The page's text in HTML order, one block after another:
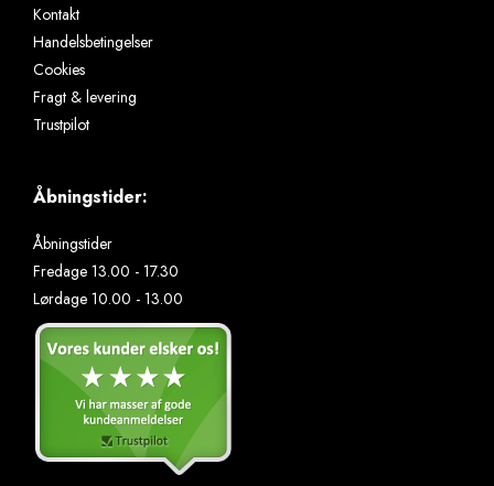
Kontakt
Handelsbetingelser
Cookies
Fragt & levering
Trustpilot
Åbningstider:
Åbningstider
Fredage 13.00 - 17.30
Lørdage 10.00 - 13.00